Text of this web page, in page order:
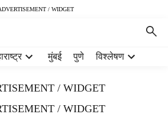
/ WIDGET
मुंबई पुणे विश्लेषण
/ WIDGET
/ WIDGET